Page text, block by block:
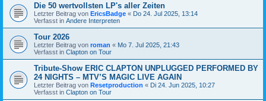
Die 50 wertvollsten LP's aller Zeiten
Letzter Beitrag von EricsBadge « Do 24. Jul 2025, 13:14
Verfasst in Andere Interpreten
Tour 2026
Letzter Beitrag von roman « Mo 7. Jul 2025, 21:43
Verfasst in Clapton on Tour
Tribute-Show ERIC CLAPTON UNPLUGGED PERFORMED BY
24 NIGHTS – MTV’S MAGIC LIVE AGAIN
Letzter Beitrag von Resetproduction « Di 24. Jun 2025, 10:27
Verfasst in Clapton on Tour